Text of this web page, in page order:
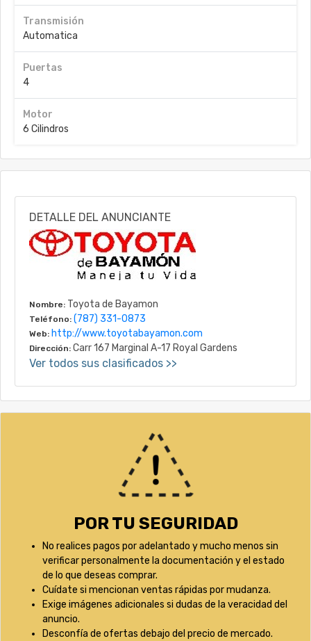
Transmisión
Automatica
Puertas
4
Motor
6 Cilindros
DETALLE DEL ANUNCIANTE
Nombre: Toyota de Bayamon
Teléfono: (787) 331-0873
Web: http://www.toyotabayamon.com
Dirección: Carr 167 Marginal A-17 Royal Gardens
Ver todos sus clasificados >>
POR TU SEGURIDAD
No realices pagos por adelantado y mucho menos sin
verificar personalmente la documentación y el estado
de lo que deseas comprar.
Cuídate si mencionan ventas rápidas por mudanza.
Exige imágenes adicionales si dudas de la veracidad del
anuncio.
Desconfía de ofertas debajo del precio de mercado.